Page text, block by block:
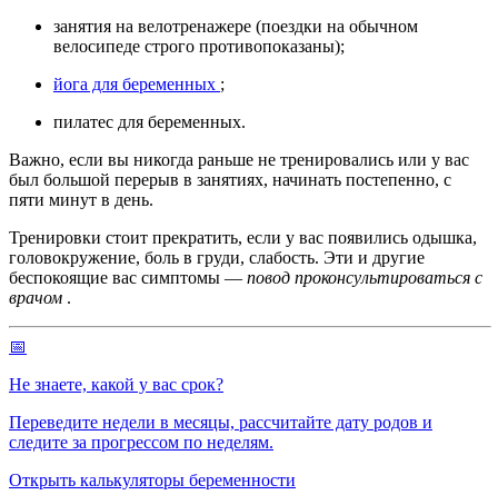
занятия на велотренажере (поездки на обычном
велосипеде строго противопоказаны);
йога для беременных ;
пилатес для беременных.
Важно, если вы никогда раньше не тренировались или у вас
был большой перерыв в занятиях, начинать постепенно, с
пяти минут в день.
Тренировки стоит прекратить, если у вас появились одышка,
головокружение, боль в груди, слабость. Эти и другие
беспокоящие вас симптомы — повод проконсультироваться с
врачом .
📅
Не знаете, какой у вас срок?
Переведите недели в месяцы, рассчитайте дату родов и
следите за прогрессом по неделям.
Открыть калькуляторы беременности